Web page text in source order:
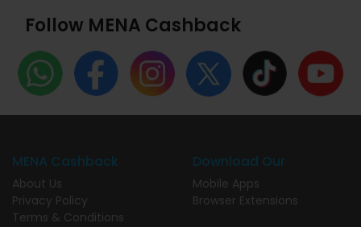
Follow MENA Cashback
MENA Cashback
About Us
Privacy Policy
Terms & Conditions
Download Our
Mobile Apps
Browser Extensions